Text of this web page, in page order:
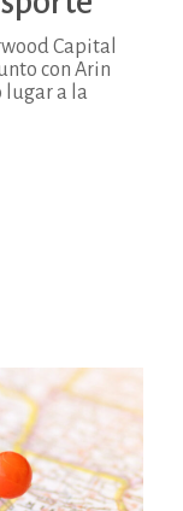
Capital
con Arin
lugar a la